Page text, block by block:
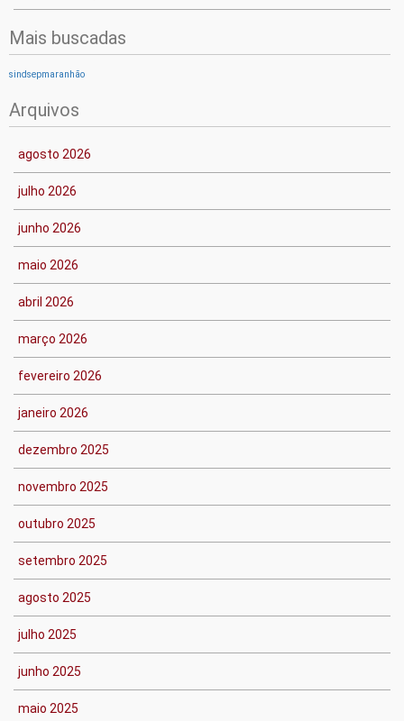
Mais buscadas
sindsepmaranhão
Arquivos
agosto 2026
julho 2026
junho 2026
maio 2026
abril 2026
março 2026
fevereiro 2026
janeiro 2026
dezembro 2025
novembro 2025
outubro 2025
setembro 2025
agosto 2025
julho 2025
junho 2025
maio 2025